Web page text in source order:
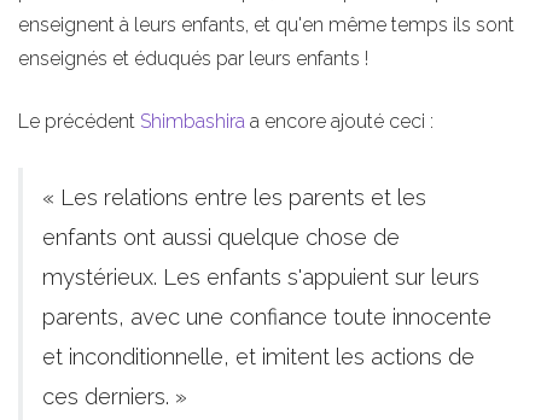
enseignent à leurs enfants, et qu'en même temps ils sont
enseignés et éduqués par leurs enfants !
Le précédent Shimbashira a encore ajouté ceci :
« Les relations entre les parents et les
enfants ont aussi quelque chose de
mystérieux. Les enfants s'appuient sur leurs
parents, avec une confiance toute innocente
et inconditionnelle, et imitent les actions de
ces derniers. »